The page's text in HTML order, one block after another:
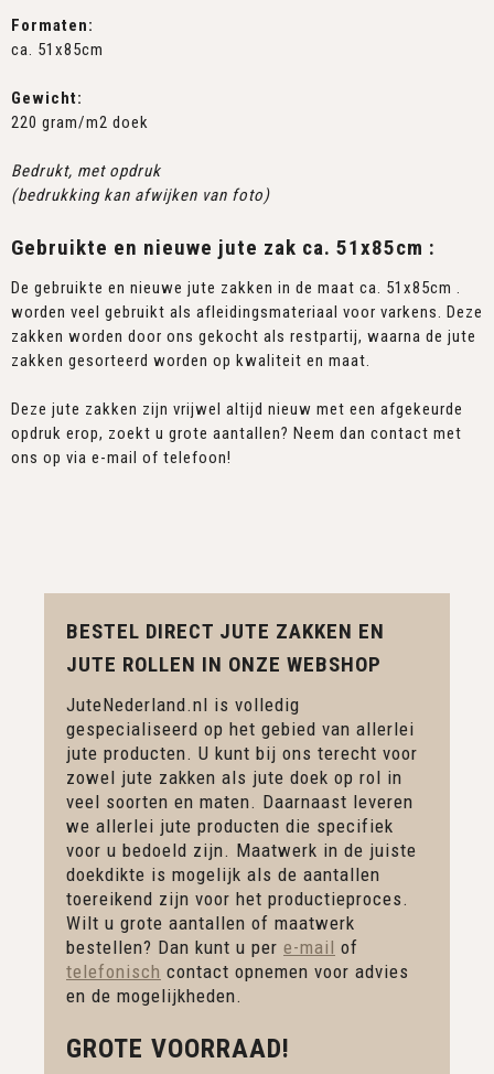
Formaten:
ca. 51x85cm
Gewicht:
220 gram/m2 doek
Bedrukt, met opdruk
(bedrukking kan afwijken van foto)
Gebruikte en nieuwe jute zak ca. 51x85cm :
De gebruikte en nieuwe jute zakken in de maat ca. 51x85cm .
worden veel gebruikt als afleidingsmateriaal voor varkens. Deze
zakken worden door ons gekocht als restpartij, waarna de jute
zakken gesorteerd worden op kwaliteit en maat.
Deze jute zakken zijn vrijwel altijd nieuw met een afgekeurde
opdruk erop, zoekt u grote aantallen? Neem dan contact met
ons op via e-mail of telefoon!
BESTEL DIRECT JUTE ZAKKEN EN
JUTE ROLLEN IN ONZE WEBSHOP
JuteNederland.nl is volledig
gespecialiseerd op het gebied van allerlei
jute producten. U kunt bij ons terecht voor
zowel jute zakken als jute doek op rol in
veel soorten en maten. Daarnaast leveren
we allerlei jute producten die specifiek
voor u bedoeld zijn. Maatwerk in de juiste
doekdikte is mogelijk als de aantallen
toereikend zijn voor het productieproces.
Wilt u grote aantallen of maatwerk
bestellen? Dan kunt u per e-mail of
telefonisch contact opnemen voor advies
en de mogelijkheden.
GROTE VOORRAAD!